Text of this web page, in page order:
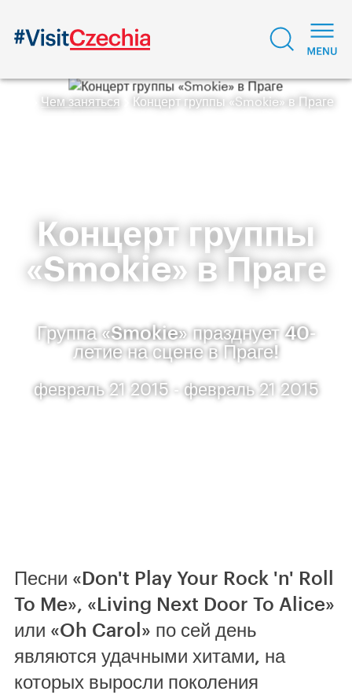
Чем заняться Концерт группы «Smokie» в Праге
Концерт группы
«Smokie» в Праге
Группа «Smokie» празднует 40-
летие на сцене в Праге!
февраль 21 2015 - февраль 21 2015
Песни «Don't Play Your Rock 'n' Roll
To Me», «Living Next Door To Alice»
или «Oh Carol» по сей день
являются удачными хитами, на
которых выросли поколения